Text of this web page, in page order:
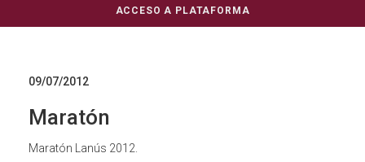
ACCESO A PLATAFORMA
09/07/2012
Maratón
Maratón Lanús 2012.